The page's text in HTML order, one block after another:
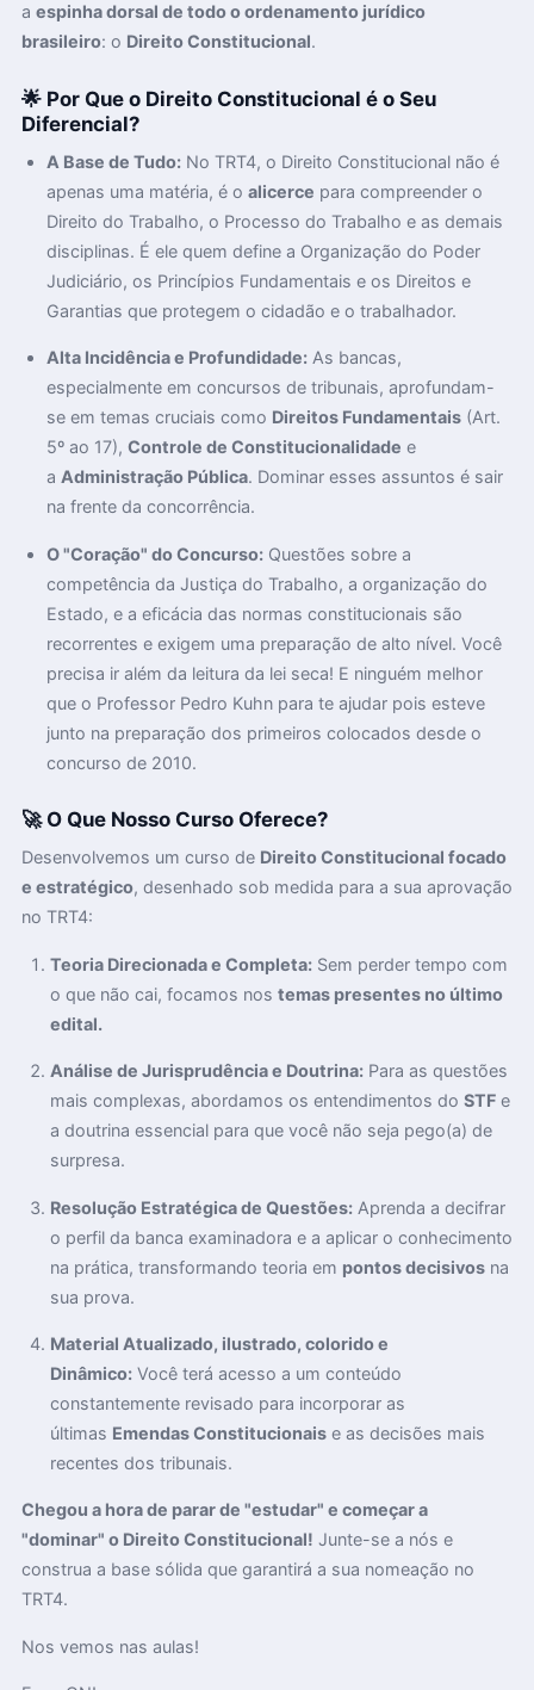
a espinha dorsal de todo o ordenamento jurídico
brasileiro: o Direito Constitucional.
🌟 Por Que o Direito Constitucional é o Seu
Diferencial?
A Base de Tudo: No TRT4, o Direito Constitucional não é
apenas uma matéria, é oalicerce para compreender o
Direito do Trabalho, o Processo do Trabalho e as demais
disciplinas. É ele quem define a Organização do Poder
Judiciário, os Princípios Fundamentais e os Direitos e
Garantias que protegem o cidadão e o trabalhador.
Alta Incidência e Profundidade: As bancas,
especialmente em concursos de tribunais, aprofundam-
se em temas cruciais como Direitos Fundamentais (Art.
5º ao 17),Controle de Constitucionalidade e
a Administração Pública. Dominar esses assuntos é sair
na frente da concorrência.
O "Coração" do Concurso: Questões sobre a
competência da Justiça do Trabalho, a organização do
Estado, e a eficácia das normas constitucionais são
recorrentes e exigem uma preparação de alto nível. Você
precisa ir além da leitura da lei seca! E ninguém melhor
que o Professor Pedro Kuhn para te ajudar pois esteve
junto na preparação dos primeiros colocados desde o
concurso de 2010.
🚀 O Que Nosso Curso Oferece?
Desenvolvemos um curso de Direito Constitucional focado
e estratégico, desenhado sob medida para a sua aprovação
no TRT4:
Teoria Direcionada e Completa:Sem perder tempo com
o que não cai, focamos nos temas presentes no último
edital.
Análise de Jurisprudência e Doutrina:Para as questões
mais complexas, abordamos os entendimentos do STFe
a doutrina essencial para que você não seja pego(a) de
surpresa.
Resolução Estratégica de Questões:Aprenda a decifrar
o perfil da banca examinadora e a aplicar o conhecimento
na prática, transformando teoria em pontos decisivosna
sua prova.
Material Atualizado, ilustrado, colorido e
Dinâmico:Você terá acesso a um conteúdo
constantemente revisado para incorporar as
últimas Emendas Constitucionaise as decisões mais
recentes dos tribunais.
Chegou a hora de parar de "estudar" e começar a
"dominar" o Direito Constitucional! Junte-se a nós e
construa a base sólida que garantirá a sua nomeação no
TRT4.
Nos vemos nas aulas!